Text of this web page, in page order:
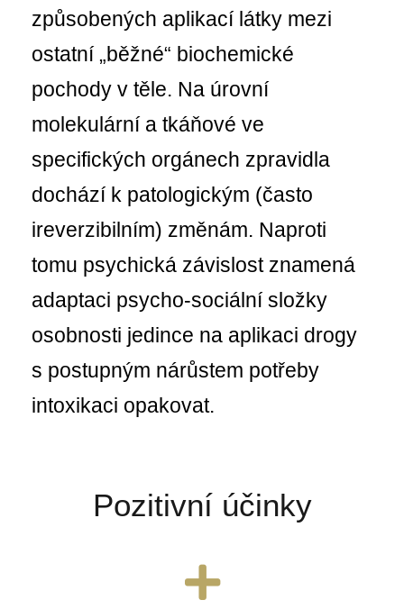
způsobených aplikací látky mezi
ostatní „běžné“ biochemické
pochody v těle. Na úrovní
molekulární a tkáňové ve
specifických orgánech zpravidla
dochází k patologickým (často
ireverzibilním) změnám. Naproti
tomu psychická závislost znamená
adaptaci psycho-sociální složky
osobnosti jedince na aplikaci drogy
s postupným nárůstem potřeby
intoxikaci opakovat.
Pozitivní účinky